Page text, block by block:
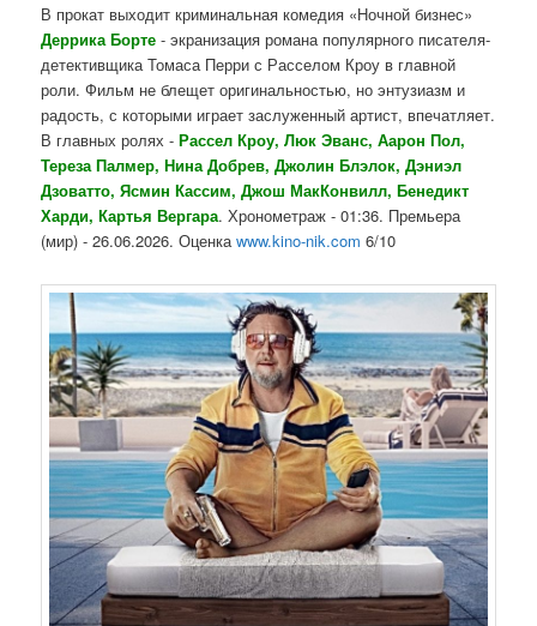
В прокат выходит криминальная комедия «Ночной бизнес»
Деррика Борте - экранизация романа популярного писателя-
детективщика Томаса Перри с Расселом Кроу в главной
роли. Фильм не блещет оригинальностью, но энтузиазм и
радость, с которыми играет заслуженный артист, впечатляет.
В главных ролях -Рассел Кроу, Люк Эванс, Аарон Пол,
Тереза Палмер, Нина Добрев, Джолин Блэлок, Дэниэл
Дзоватто, Ясмин Кассим, Джош МакКонвилл, Бенедикт
Харди, Картья Вергара. Хронометраж - 01:36. Премьера
(мир) - 26.06.2026. Оценкаwww.kino-nik.com 6/10